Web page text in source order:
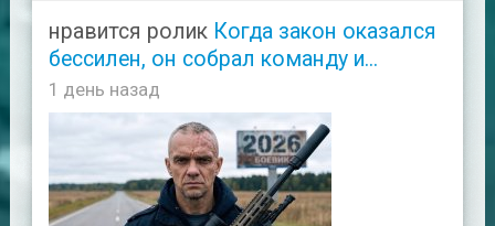
нравится ролик Когда закон оказался
бессилен, он собрал команду и...
1 день назад